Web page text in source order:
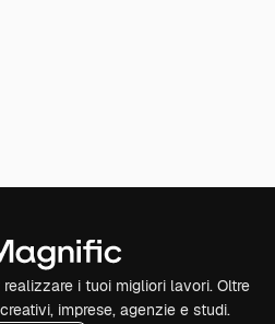
i tuoi migliori lavori. Oltre
imprese, agenzie e studi.